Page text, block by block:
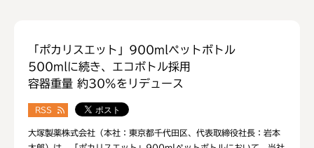
「ポカリスエット」900mlペットボトル
500mlに続き、エコボトル採用
容器重量 約30%をリデュース
RSS
大塚製薬株式会社（本社：東京都千代田区、代表取締役社長：岩本